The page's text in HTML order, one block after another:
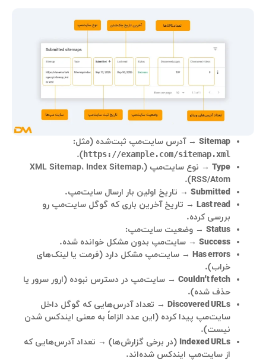
Sitemap → آدرس سایت‌مپ ثبت‌شده (مثل:
https://example.com/sitemap.xml
).
Type
→ نوع سایت‌مپ (XML Sitemap، Index Sitemap،
RSS/Atom).
Submitted → تاریخ اولین بار ارسال سایت‌مپ.
Last read → تاریخ آخرین باری که گوگل سایت‌مپ رو
بررسی کرده.
Status → وضعیت سایت‌مپ:
Success → سایت‌مپ بدون مشکل خوانده شده.
Has errors → سایت‌مپ مشکل دارد (فرمت یا لینک‌های
خراب).
Couldn’t fetch → سایت‌مپ در دسترس نبوده (ارور سرور یا
حذف شده).
Discovered URLs → تعداد آدرس‌هایی که گوگل داخل
سایت‌مپ پیدا کرده (این عدد الزاماً به معنی ایندکس شدن
نیست).
Indexed URLs (در برخی گزارش‌ها) → تعداد آدرس‌هایی که
از سایت‌مپ ایندکس شده‌اند.